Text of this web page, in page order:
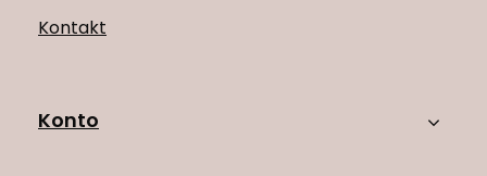
Kontakt
Konto